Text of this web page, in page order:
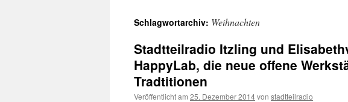
Schlagwortarchiv: Weihnachten
Stadtteilradio Itzling und
HappyLab, die neue offene
Tradtitionen
Veröffentlicht am 25. Dezember 2014von stadtteilradio